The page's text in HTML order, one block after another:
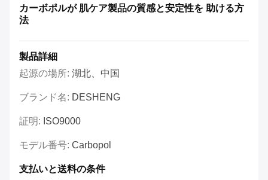
カーボポルが 肌ケア製品の質感と安定性を 助ける方
法
製品詳細
起源の場所: 湖北、中国
ブランド名: DESHENG
証明: ISO9000
モデル番号: Carbopol
支払いと送料の条件